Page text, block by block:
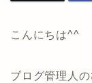
こんにちは^^
ブログ管理人の